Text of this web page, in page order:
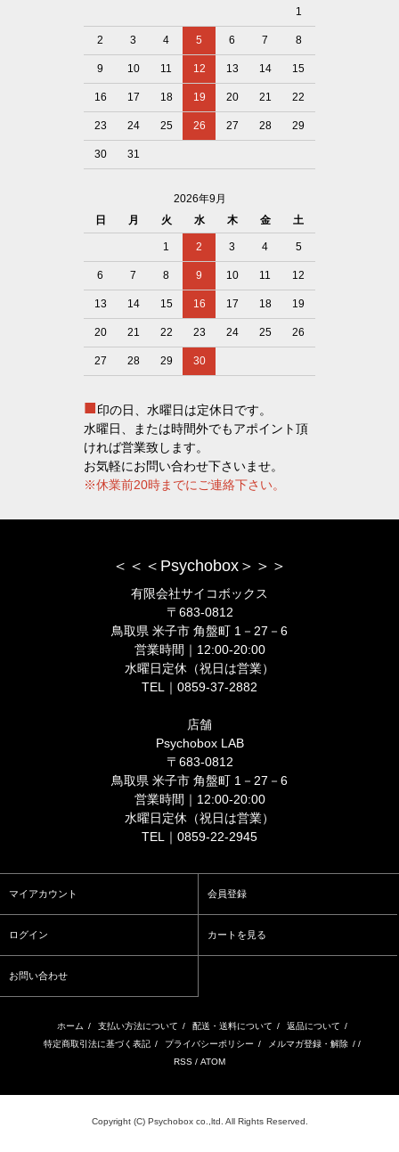
1
2 3 4 5 6 7 8
9 10 11 12 13 14 15
16 17 18 19 20 21 22
23 24 25 26 27 28 29
30 31
2026年9月
日
月 火 水 木 金 土
1 2 3 4 5
6 7 8 9 10 11 12
13 14 15 16 17 18 19
20 21 22 23 24 25 26
27 28 29 30
■印の日、水曜日は定休日です。
水曜日、または時間外でもアポイント頂
ければ営業致します。
お気軽にお問い合わせ下さいませ。
※休業前20時までにご連絡下さい。
＜＜＜Psychobox＞＞＞
有限会社サイコボックス
〒683-0812
鳥取県 米子市 角盤町 1－27－6
営業時間｜12:00-20:00
水曜日定休（祝日は営業）
TEL｜0859-37-2882
店舗
Psychobox LAB
〒683-0812
鳥取県 米子市 角盤町 1－27－6
営業時間｜12:00-20:00
水曜日定休（祝日は営業）
TEL｜0859-22-2945
マイアカウント 会員登録
ログイン カートを見る
お問い合わせ
ホーム / 支払い方法について / 配送・送料について / 返品について /
特定商取引法に基づく表記 / プライバシーポリシー / メルマガ登録・解除 / /
RSS / ATOM
Copyright (C) Psychobox co.,ltd. All Rights Reserved.